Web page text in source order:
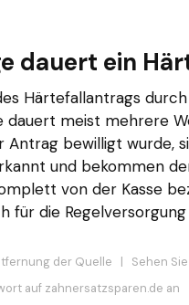
dauert ein
Härtefallantrags
dauert meist mehrere
Antrag bewilligt wurde,
und bekommen
von der Kasse
für die Regelversorgung
der Quelle | Sehen
auf zahnersatzsparen.de an